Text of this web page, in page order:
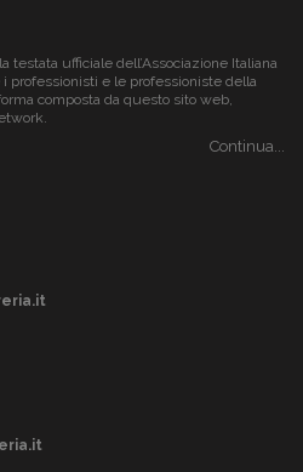
testata ufficiale dell’Associazione Italiana
professionisti e le professioniste della
composta da questo sito web,
Continua...